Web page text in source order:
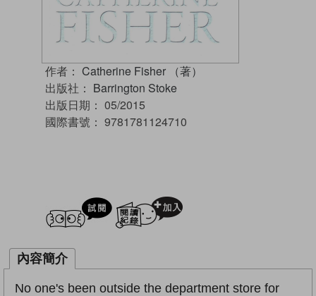
作者： Catherine Fisher （著）
出版社： Barrington Stoke
出版日期： 05/2015
國際書號： 9781781124710
試閲
內容簡介
No one's been outside the department store for